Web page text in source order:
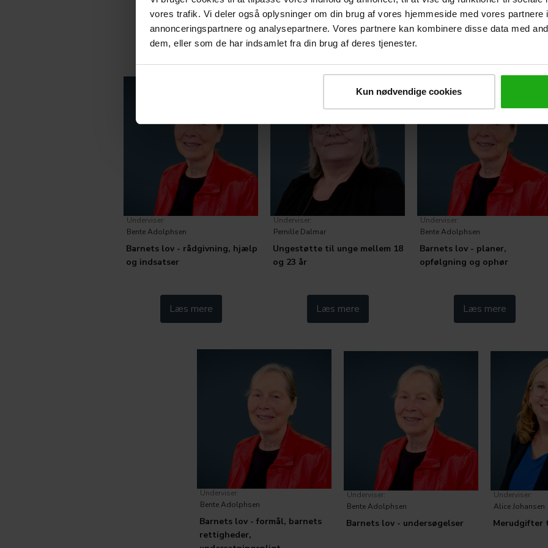
vores trafik. Vi deler også oplysninger om din brug af vores hjemmeside med vores partnere
annonceringspartnere og analysepartnere. Vores partnere kan kombinere disse data med
dem, eller som de har indsamlet fra din brug af deres tjenester.
Kun nødvendige cookies
Læs mere Læs mere Læs mere
Underviser:
Bente Adolphsen
Barnets lov - rådgivning, hjælp
og indsatser
Læs mere
Underviser:
Pernille Dalmar
Ungestøtte til unge mellem 18
og 23 år
Læs mere
Underviser:
Bente Adolphsen
Barnets lov - planer,
opfølgning og ophør
Læs mere
Underviser:
Bente Adolphsen
Barnets lov - formål, barnets
rettigheder,
Underviser:
Bente Adolphsen
Barnets lov - undersøgelser
Underviser:
Alice Johansen
Merudgifter